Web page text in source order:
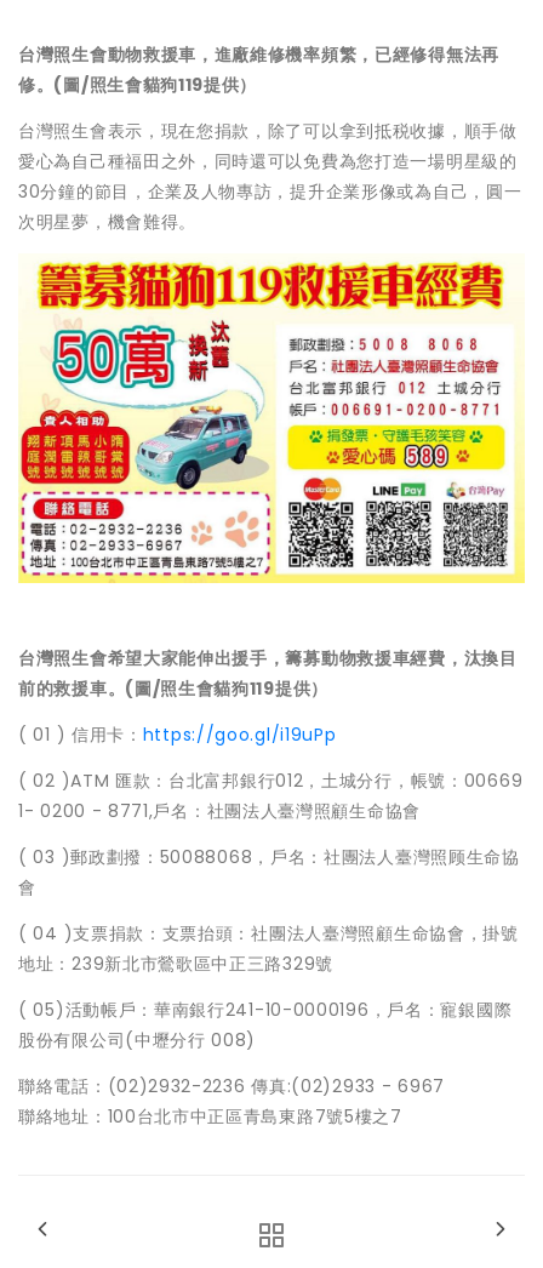
台灣照生會動物救援車，進廠維修機率頻繁，已經修得無法再
修。(圖/照生會貓狗119提供）
台灣照生會表示，現在您捐款，除了可以拿到抵税收據，順手做
愛心為自己種福田之外，同時還可以免費為您打造一場明星級的
30分鐘的節目，企業及人物專訪，提升企業形像或為自己，圓一
次明星夢，機會難得。
台灣照生會希望大家能伸出援手，籌募動物救援車經費，汰換目
前的救援車。(圖/照生會貓狗119提供）
( 01 ) 信用卡： https://goo.gl/i19uPp
( 02 )ATM 匯款：台北富邦銀行012，土城分行，帳號：00669
1- 0200 - 8771,戶名：社團法人臺灣照顧生命協會
( 03 )郵政劃撥：50088068，戶名：社團法人臺灣照顾生命協
會
( 04 )支票捐款：支票抬頭：社團法人臺灣照顧生命協會，掛號
地址：239新北市鶯歌區中正三路329號
( 05)活動帳戶：華南銀行241-10-0000196，戶名：寵銀國際
股份有限公司(中壢分行 008)
聯絡電話：(02)2932-2236 傳真:(02)2933 - 6967
聯絡地址：100台北市中正區青島東路7號5樓之7